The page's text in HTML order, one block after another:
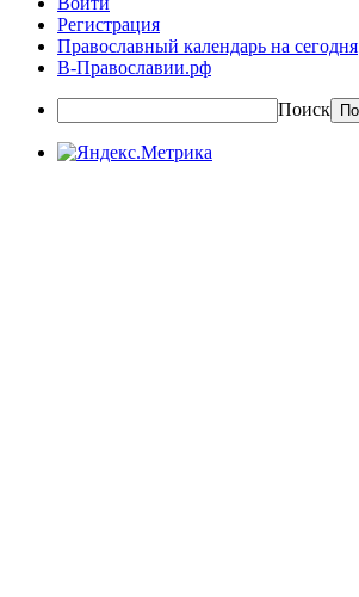
Регистрация
Православный календарь на сегодня
В-Православии.рф
Поиск